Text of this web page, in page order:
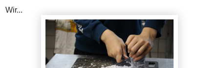
Wir...